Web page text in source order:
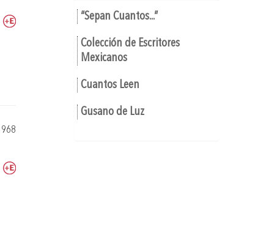
“Sepan Cuantos...”
Colección de Escritores
Mexicanos
Cuantos Leen
Gusano de Luz